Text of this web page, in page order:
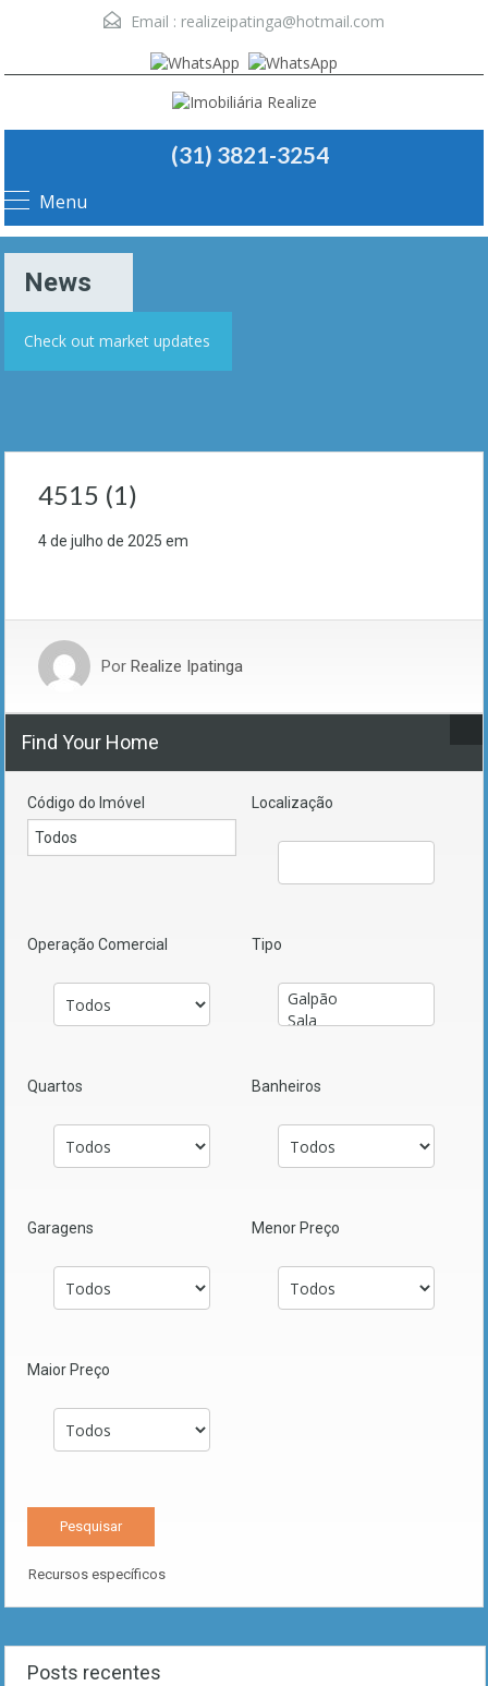
Email : realizeipatinga@hotmail.com
(31) 3821-3254
Menu
News
Check out market updates
4515 (1)
4 de julho de 2025 em
Por Realize Ipatinga
Find Your Home
Código do Imóvel Localização
Operação Comercial Tipo
Quartos Banheiros
Garagens Menor Preço
Maior Preço
Recursos específicos
Posts recentes